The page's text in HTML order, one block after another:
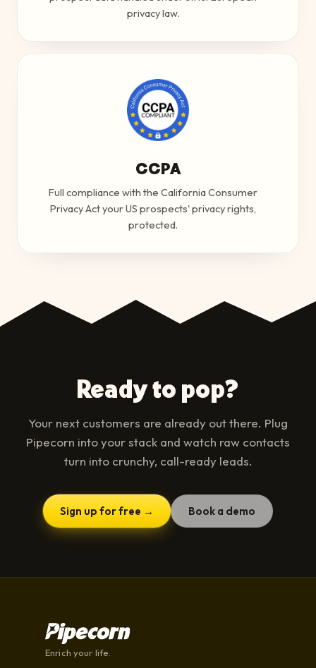
privacy law.
CCPA
Full compliance with the California Consumer
Privacy Act your US prospects' privacy rights,
protected.
Ready to pop?
Your next customers are already out there. Plug
Pipecorn into your stack and watch raw contacts
turn into crunchy, call-ready leads.
Sign up for free → Book a demo
Enrich your life.